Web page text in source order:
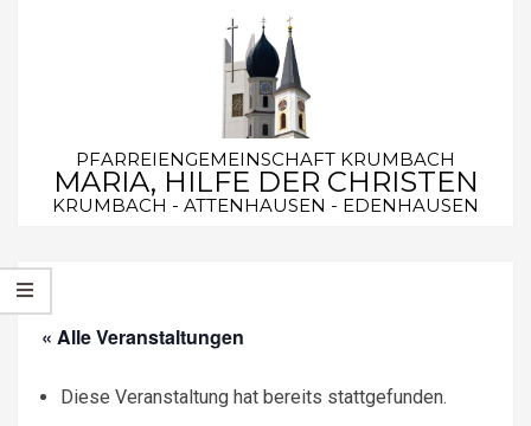
PFARREIENGEMEINSCHAFT KRUMBACH
MARIA, HILFE DER CHRISTEN
KRUMBACH - ATTENHAUSEN - EDENHAUSEN
Navigation
Menu
« Alle Veranstaltungen
Diese Veranstaltung hat bereits stattgefunden.